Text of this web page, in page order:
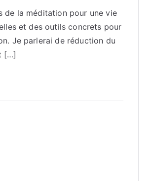
de la méditation pour une vie
et des outils concrets pour
Je parlerai de réduction du
[…]